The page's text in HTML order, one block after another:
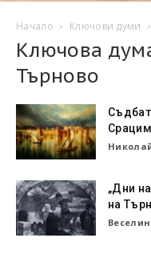
Начало Ключови думи
Ключова
Търново
„Дни
на